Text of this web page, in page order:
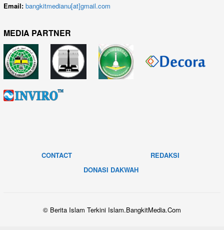
Email: bangkitmedianu[at]gmail.com
MEDIA PARTNER
CONTACT
REDAKSI
DONASI DAKWAH
© Berita Islam Terkini Islam.BangkitMedia.Com